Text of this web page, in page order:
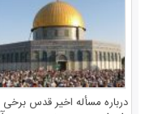
درباره مسأله اخیر قدس